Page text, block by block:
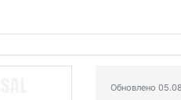
Обновлено